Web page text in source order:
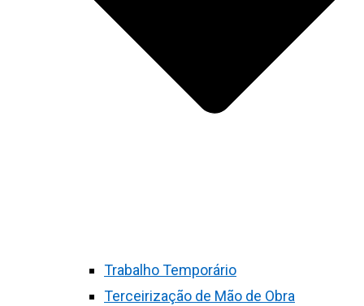
Trabalho Temporário
Terceirização de Mão de Obra